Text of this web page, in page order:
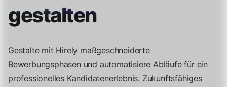
gestalten
Gestalte mit Hirely maßgeschneiderte
Bewerbungsphasen und automatisiere Abläufe für ein
professionelles Kandidatenerlebnis. Zukunftsfähiges